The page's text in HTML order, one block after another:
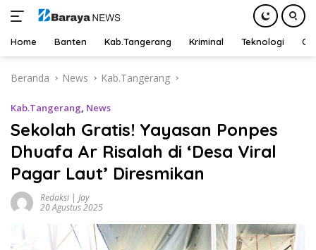
Home Banten Kab.Tangerang Kriminal Teknologi
Beranda News Kab.Tangerang
Kab.Tangerang, News
Sekolah Gratis! Yayasan Ponpes
Dhuafa Ar Risalah di ‘Desa Viral
Pagar Laut’ Diresmikan
Redaksi | Jay
20 Agustus 2025